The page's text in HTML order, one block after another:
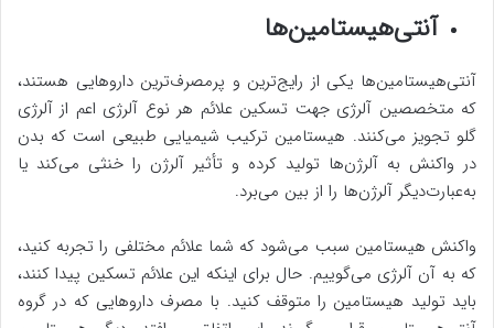
آنتی‌هیستامین‌ها
آنتی‌هیستامین‌ها یکی از رایج‌ترین و پرمصرف‌ترین داروهایی هستند،
که متخصصین آلرژی جهت تسکین علائم هر نوع آلرژی اعم از آلرژی
گلو تجویز می‌کنند. هیستامین‌ ترکیب شیمیایی طبیعی است که بدن
در واکنش به آلرژن‌ها تولید کرده و تأثیر آلرژن را خنثی می‌کند یا
به‌عبارت‌دیگر آلرژن‌ها را از بین می‌برد.
واکنش هیستامین سبب می‌شود که شما علائم مختلفی را تجربه کنید،
که به آن آلرژی می‌گوییم. حال برای اینکه این علائم تسکین پیدا کنند،
باید تولید هیستامین را متوقف کنید. با مصرف داروهایی که در گروه